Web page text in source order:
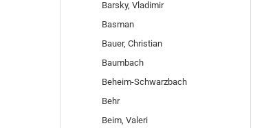
Barsky, Vladimir
Basman
Bauer, Christian
Baumbach
Beheim-Schwarzbach
Behr
Beim, Valeri